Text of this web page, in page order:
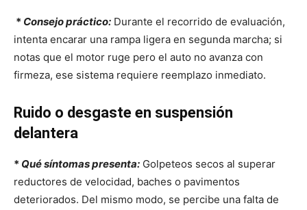
* Consejo práctico: Durante el recorrido de evaluación,
intenta encarar una rampa ligera en segunda marcha; si
notas que el motor ruge pero el auto no avanza con
firmeza, ese sistema requiere reemplazo inmediato.
Ruido o desgaste en suspensión
delantera
* Qué síntomas presenta: Golpeteos secos al superar
reductores de velocidad, baches o pavimentos
deteriorados. Del mismo modo, se percibe una falta de